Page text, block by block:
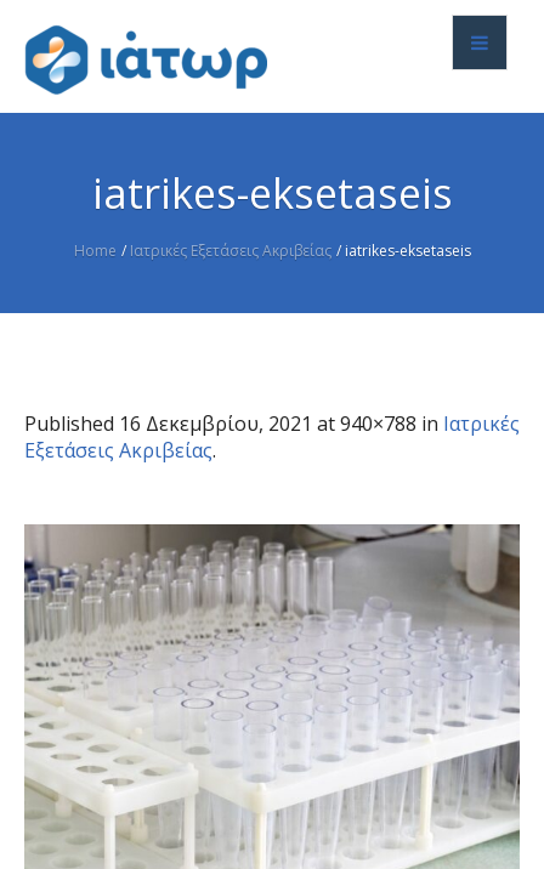
iatrikes-eksetaseis
Home / Ιατρικές Εξετάσεις Ακριβείας / iatrikes-eksetaseis
Published 16 Δεκεμβρίου, 2021 at 940×788 in Ιατρικές
Εξετάσεις Ακριβείας.